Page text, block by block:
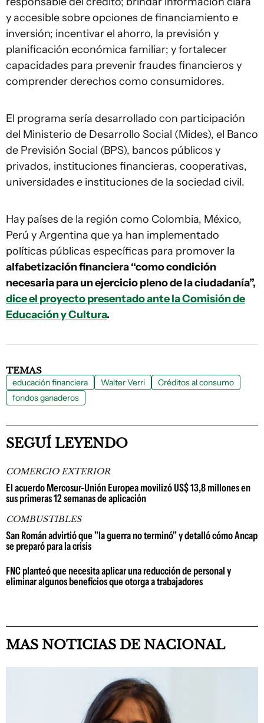
y accesible sobre opciones de financiamiento e
inversión; incentivar el ahorro, la previsión y
planificación económica familiar; y fortalecer
capacidades para prevenir fraudes financieros y
comprender derechos como consumidores.
El programa sería desarrollado con participación
del Ministerio de Desarrollo Social (Mides), el Banco
de Previsión Social (BPS), bancos públicos y
privados, instituciones financieras, cooperativas,
universidades e instituciones de la sociedad civil.
Hay países de la región como Colombia, México,
Perú y Argentina que ya han implementado
políticas públicas específicas para promover la
alfabetización financiera “como condición
necesaria para un ejercicio pleno de la ciudadanía”,
dice el proyecto presentado ante la Comisión de
Educación y Cultura.
TEMAS
educación financiera Walter Verri
Créditos al consumo
fondos ganaderos
SEGUÍ LEYENDO
COMERCIO EXTERIOR
El acuerdo Mercosur-Unión Europea movilizó US$ 13,8 millones en
sus primeras 12 semanas de aplicación
COMBUSTIBLES
San Román advirtió que "la guerra no terminó" y detalló cómo Ancap
se preparó para la crisis
FNC planteó que necesita aplicar una reducción de personal y
eliminar algunos beneficios que otorga a trabajadores
MAS NOTICIAS DE NACIONAL